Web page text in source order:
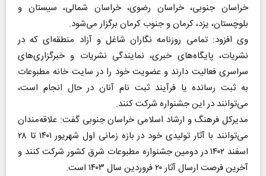
خراسان جنوبی، خراسان رضوی، خراسان شمالی، سیستان و
بلوچستان، یزد، کرمان و جنوب کرمان برگزار می‌شود.
وی افزود: تمامی روزنامه نگاران شاغل و آزاد منطقه‌ای که در
نشریات، پایگاه‌های خبری، نمایندگی نشریات و خبرگزاری‌های
سراسری فعالیت دارند و عضویت خود را در سایت خانه مطبوعات
به ثبت رسانده یا فرآیند ثبت نام آنان در حال انجام است،
می‌توانند در این جشنواره شرکت کنند.
مدیرکل فرهنگ و ارشاد اسلامی خراسان جنوبی گفت: علاقه‌مندان
می‌توانند با آثار تولیدی خود در بازه زمانی اول شهریور ۱۴۰۱ تا ۲۸
اسفند ۱۴۰۲ در دومین جشنواره مطبوعات شرق کشور شرکت کنند و
آخرین فرصت ارسال آثار ۲۰ فروردین سال ۱۴۰۳ است.